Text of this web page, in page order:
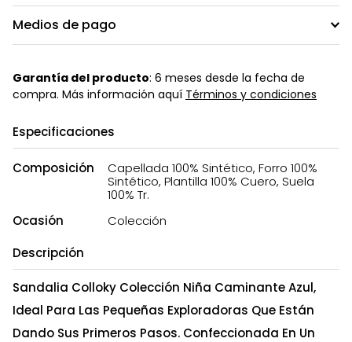
Medios de pago
Garantía del producto: 6 meses desde la fecha de
compra. Más información aquí Términos y condiciones
Especificaciones
Composición
Capellada 100% Sintético, Forro 100%
Sintético, Plantilla 100% Cuero, Suela
100% Tr.
Ocasión
Colección
Descripción
Sandalia Colloky Colección Niña Caminante Azul,
Ideal Para Las Pequeñas Exploradoras Que Están
Dando Sus Primeros Pasos. Confeccionada En Un